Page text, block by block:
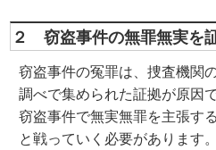
２ 窃盗事件の無罪無実を
窃盗事件の冤罪は、捜査機関
調べで集められた証拠が原因
窃盗事件で無実無罪を主張す
と戦っていく必要があります。